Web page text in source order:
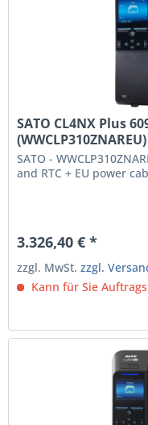
SATO CL4NX Plus
(WWCLP310ZNAREU)
SATO -
and RTC + EU power
3.326,40 € *
zzgl. MwSt.zzgl.
Kann für Sie